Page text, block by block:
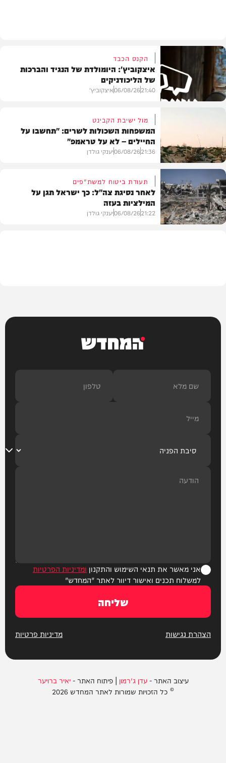
חדשות
הקנס הכבד
איצקוביץ': היומולדת של הנגיד והברכות
של הליכודניקים
21:40
06/08/26איצקוביץ'
צבא וביטחון
מול ישיבת הקבינט
המשפחות השכולות לשרים: "תחשבו על
החיילים – לא על טראמפ"
21:36
06/08/26יענקי גולדן
תעודת ביטוח למשת"פים
לאחר נסיגת צה"ל: כך ישראל תגן על
המילציות בעזה
21:22
06/08/26יענקי גולדן
המחדש
אני מאשר את תנאי השימוש והתקנון ומדיניות הפרטיות
למשלוח תכנים ואישור דיוור לאתר "המחדש"
שליחה
הצהרת נגישות מדיניות פרטיות
עיצוב האתר -עדן ג'רמון | פיתוח האתר -יאיר ברויער
© כל הזכויות שמורות לאתר המחדש 2026